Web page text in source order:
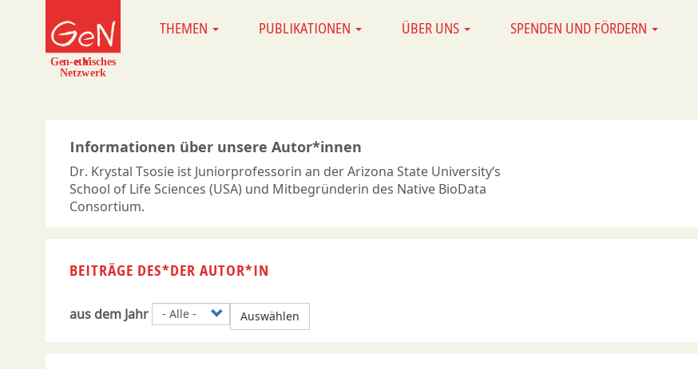
MAINTHEMEN PUBLIKATIONEN ÜBER UNS SPENDEN UND FÖRDERN
Informationen über unsere Autor*innen
Dr. Krystal Tsosie ist Juniorprofessorin an der Arizona State University‘s
School of Life Sciences (USA) und Mitbegründerin des Native BioData
Consortium.
BEITRÄGE DES*DER AUTOR*IN
aus dem Jahr Auswählen